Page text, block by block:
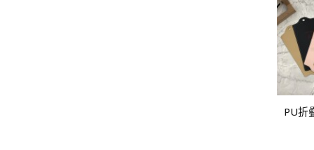
PU折